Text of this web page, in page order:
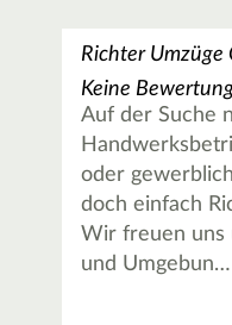
Richter Umzüge
Keine
Auf der Suche
oder
doch einfach
Wir freuen uns
und Umgebun…